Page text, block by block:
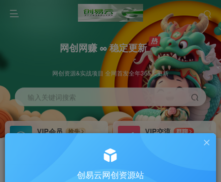
网创网赚 ∞ 稳定更新
网创资源&实战项目 全网首发全年365天更新
输入关键词搜索
VIP会员
抢先
VIP交流
群聊
研究探讨更多创业项目路子。
会员专属推广链接创易云网创资源站